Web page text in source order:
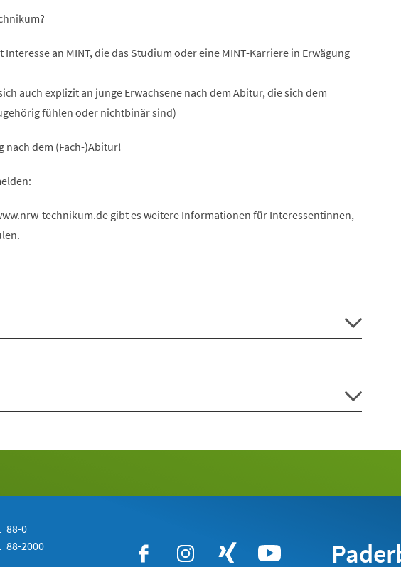
an MINT, die das Studium oder eine MINT-Karriere in Erwägung
auch explizit an junge Erwachsene nach dem Abitur, die sich dem
fühlen oder nichtbinär sind)
dem (Fach-)Abitur!
technikum.de gibt es weitere Informationen für Interessentinnen,
88-0
88-2000